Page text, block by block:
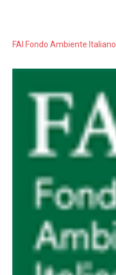
FAI Fondo Ambiente Italiano